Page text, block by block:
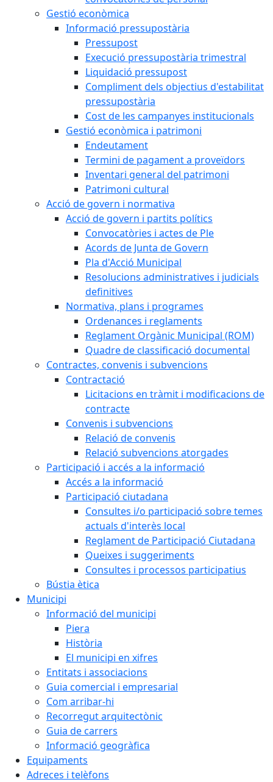
Gestió econòmica
Informació pressupostària
Pressupost
Execució pressupostària trimestral
Liquidació pressupost
Compliment dels objectius d'estabilitat
pressupostària
Cost de les campanyes institucionals
Gestió econòmica i patrimoni
Endeutament
Termini de pagament a proveïdors
Inventari general del patrimoni
Patrimoni cultural
Acció de govern i normativa
Acció de govern i partits polítics
Convocatòries i actes de Ple
Acords de Junta de Govern
Pla d'Acció Municipal
Resolucions administratives i judicials
definitives
Normativa, plans i programes
Ordenances i reglaments
Reglament Orgànic Municipal (ROM)
Quadre de classificació documental
Contractes, convenis i subvencions
Contractació
Licitacions en tràmit i modificacions de
contracte
Convenis i subvencions
Relació de convenis
Relació subvencions atorgades
Participació i accés a la informació
Accés a la informació
Participació ciutadana
Consultes i/o participació sobre temes
actuals d'interès local
Reglament de Participació Ciutadana
Queixes i suggeriments
Consultes i processos participatius
Bústia ètica
Municipi
Informació del municipi
Piera
Història
El municipi en xifres
Entitats i associacions
Guia comercial i empresarial
Com arribar-hi
Recorregut arquitectònic
Guia de carrers
Informació geogràfica
Equipaments
Adreces i telèfons